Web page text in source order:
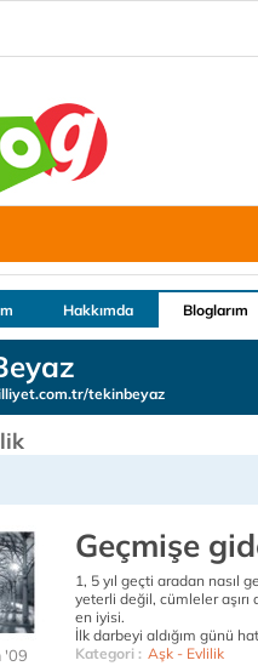
Hakkımda Bloglarım
tekinbeyaz
'09
Geçmişe
1, 5 yıl geçti aradan nasıl
yeterli değil, cümleler
en iyisi.
İlk darbeyi aldığım günü
Kategori : Aşk - Evlilik